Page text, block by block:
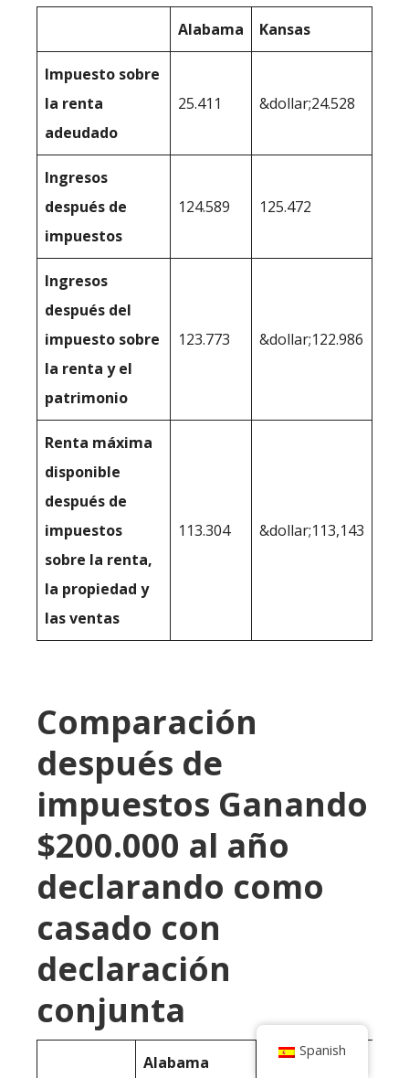
Alabama Kansas
Impuesto sobre
la renta
adeudado
25.411 &dollar;24.528
Ingresos
después de
impuestos
124.589 125.472
Ingresos
después del
impuesto sobre
la renta y el
patrimonio
123.773 &dollar;122.986
Renta máxima
disponible
después de
impuestos
sobre la renta,
la propiedad y
las ventas
113.304 &dollar;113,143
Comparación
después de
impuestos Ganando
$200.000 al año
declarando como
casado con
declaración
conjunta
Alabama Kansas
Spanish